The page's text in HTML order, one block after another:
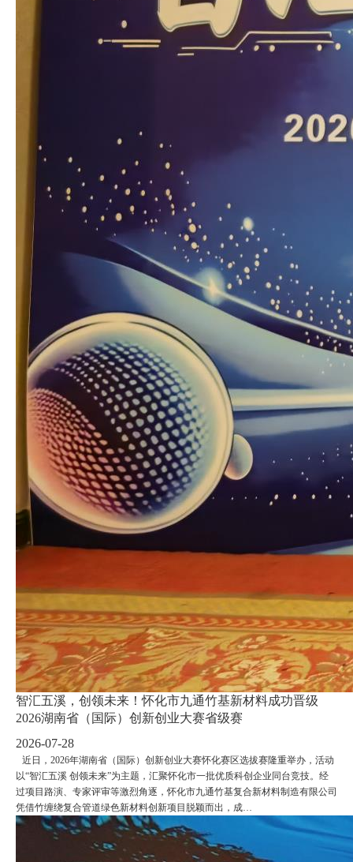
智汇五溪，创领未来！怀化市九通竹基新材料成功晋级
2026湖南省（国际）创新创业大赛省级赛
2026-07-28
近日，2026年湖南省（国际）创新创业大赛怀化赛区选拔赛隆重举办，活动
以“智汇五溪 创领未来”为主题，汇聚怀化市一批优质科创企业同台竞技。经
过项目路演、专家评审等激烈角逐，怀化市九通竹基复合新材料制造有限公司
凭借竹缠绕复合管道绿色新材料创新项目脱颖而出，成…